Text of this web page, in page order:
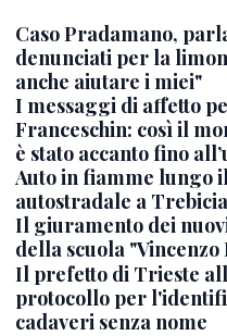
Caso Pradamano,
denunciati per la
anche aiutare i miei"
I messaggi di affetto
Franceschin: così il
è stato accanto fino
Auto in fiamme lungo
autostradale a
Il giuramento dei
della scuola
Il prefetto di Trieste
protocollo per
cadaveri senza nome